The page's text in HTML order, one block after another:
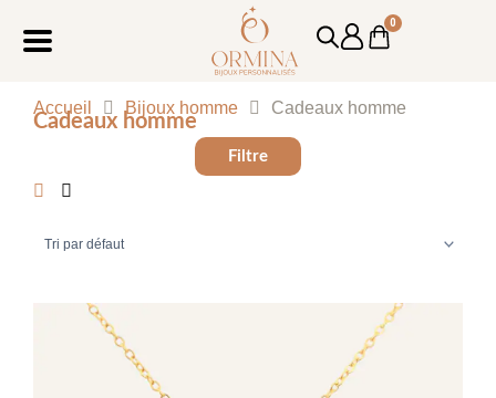
0Cart
Accueil Bijoux homme Cadeaux homme
Cadeaux homme
Filtre